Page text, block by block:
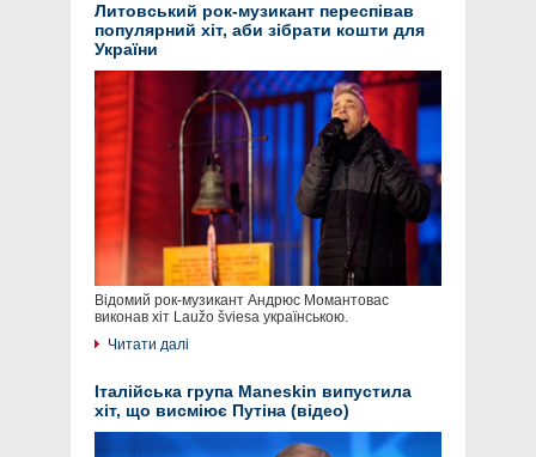
Литовський рок-музикант переспівав
популярний хіт, аби зібрати кошти для
України
Відомий рок-музикант Андрюс Момантовас
виконав хіт Laužo šviesa українською.
Читати далі
Італійська група Maneskin випустила
хіт, що висміює Путіна (відео)